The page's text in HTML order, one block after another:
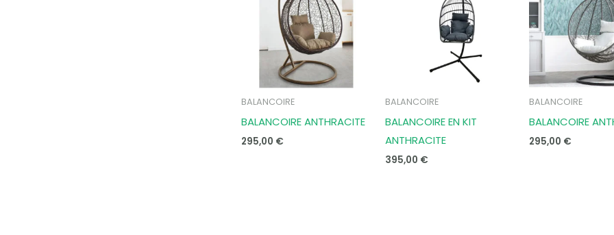
BALANCOIRE
BALANCOIRE ANTHRACITE
295,00 €
BALANCOIRE
BALANCOIRE EN KIT
ANTHRACITE
395,00 €
BALANCOIRE
BALANCOIRE
295,00 €